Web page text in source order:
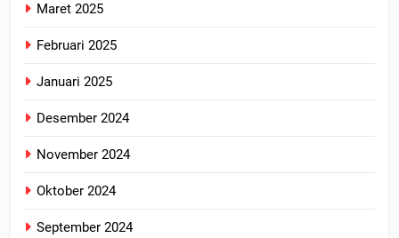
Maret 2025
Februari 2025
Januari 2025
Desember 2024
November 2024
Oktober 2024
September 2024